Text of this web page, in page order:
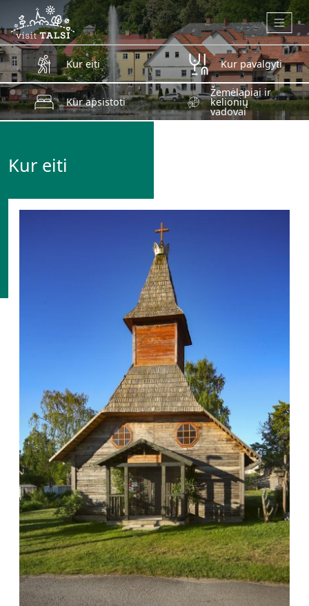
Skip to main content
Kur eiti Kur pavalgyti
Kur apsistoti
Žemėlapiai ir
kelionių
vadovai
Kur eiti